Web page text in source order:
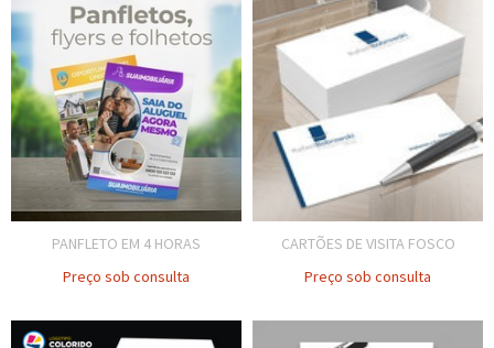
PANFLETO EM 4 HORAS
Preço sob consulta
CARTÕES DE VISITA FOSCO
Preço sob consulta